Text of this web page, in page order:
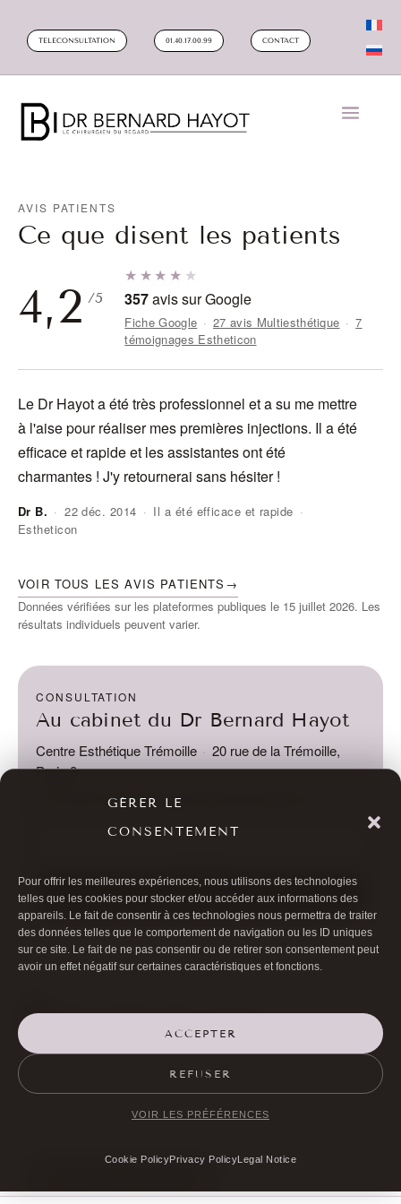
GÉRER LE
CONSENTEMENT
Pour offrir les meilleures expériences, nous utilisons des technologies
telles que les cookies pour stocker et/ou accéder aux informations des
appareils. Le fait de consentir à ces technologies nous permettra de traiter
des données telles que le comportement de navigation ou les ID uniques
sur ce site. Le fait de ne pas consentir ou de retirer son consentement peut
avoir un effet négatif sur certaines caractéristiques et fonctions.
ACCEPTER
REFUSER
VOIR LES PRÉFÉRENCES
Cookie PolicyPrivacy PolicyLegal Notice
TELECONSULTATION 01.40.17.00.99 CONTACT
AVIS PATIENTS
Ce que disent les patients
4,2 /5
★★★★ ★
357avis sur Google
Fiche Google · 27 avis Multiesthétique · 7
témoignages Estheticon
Le Dr Hayot a été très professionnel et a su me mettre
à l'aise pour réaliser mes premières injections. Il a été
efficace et rapide et les assistantes ont été
charmantes ! J'y retournerai sans hésiter !
Dr B. · 22 déc. 2014 · Il a été efficace et rapide ·
Estheticon
VOIR TOUS LES AVIS PATIENTS →
Données vérifiées sur les plateformes publiques le 15 juillet 2026. Les
résultats individuels peuvent varier.
CONSULTATION
Au cabinet du Dr Bernard Hayot
Centre Esthétique Trémoille · 20 rue de la Trémoille,
Paris 8ᵉ
Le Dr Hayot étudie chaque demande personnellement.
DEMANDER UNE CONSULTATION